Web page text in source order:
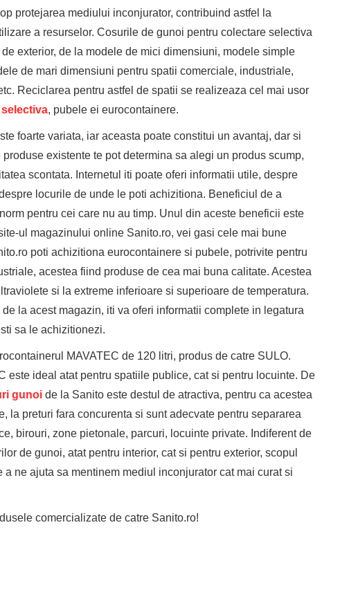
protejarea mediului inconjurator, contribuind astfel la
a resurselor. Cosurile de gunoi pentru colectare selectiva
exterior, de la modele de mici dimensiuni, modele simple
de mari dimensiuni pentru spatii comerciale, industriale,
Reciclarea pentru astfel de spatii se realizeaza cel mai usor
, pubele ei eurocontainere.
foarte variata, iar aceasta poate constitui un avantaj, dar si
existente te pot determina sa alegi un produs scump,
scontata. Internetul iti poate oferi informatii utile, despre
locurile de unde le poti achizitiona. Beneficiul de a
pentru cei care nu au timp. Unul din aceste beneficii este
ul magazinului online Sanito.ro, vei gasi cele mai bune
poti achizitiona eurocontainere si pubele, potrivite pentru
acestea fiind produse de cea mai buna calitate. Acestea
si la extreme inferioare si superioare de temperatura.
la acest magazin, iti va oferi informatii complete in legatura
sa le achizitionezi.
MAVATEC de 120 litri, produs de catre SULO.
este ideal atat pentru spatiile publice, cat si pentru locuinte. De
gunoi de la Sanito este destul de atractiva, pentru ca acestea
la preturi fara concurenta si sunt adecvate pentru separarea
birouri, zone pietonale, parcuri, locuinte private. Indiferent de
de gunoi, atat pentru interior, cat si pentru exterior, scopul
ne ajuta sa mentinem mediul inconjurator cat mai curat si
comercializate de catre Sanito.ro!